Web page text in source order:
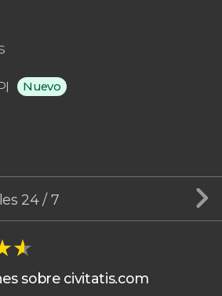
Nuevo
24 / 7
sobre civitatis.com